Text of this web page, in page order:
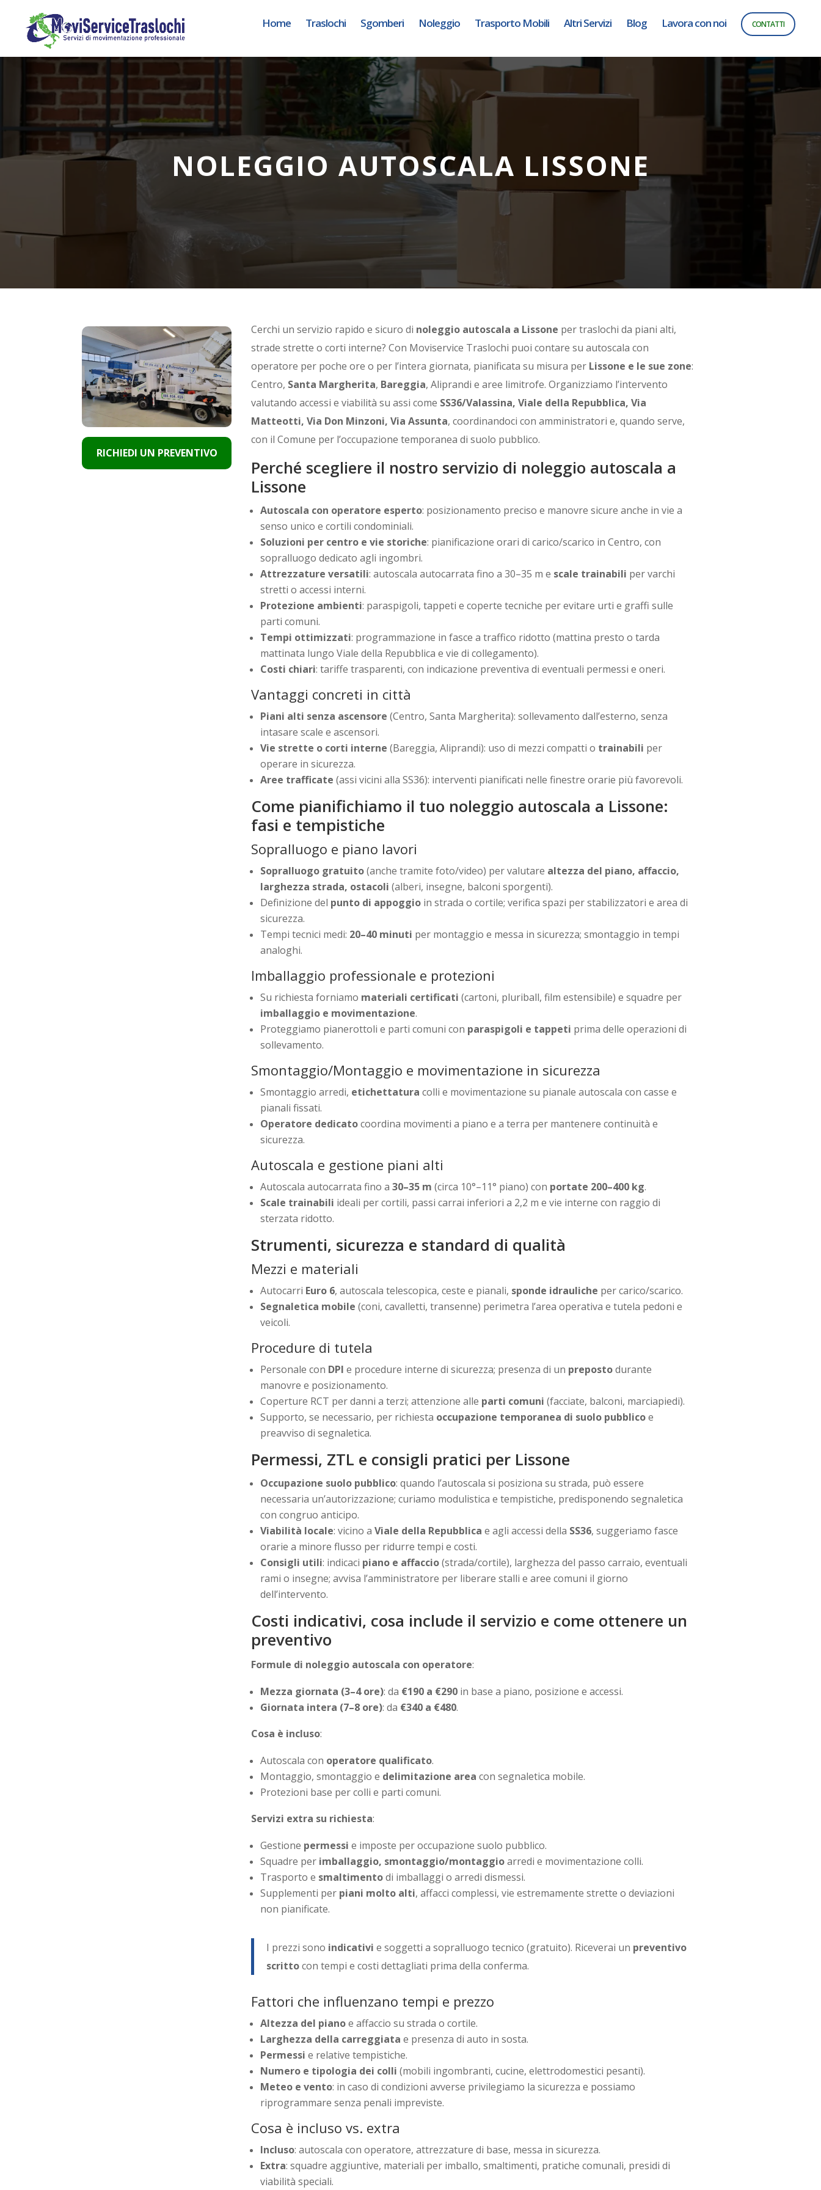
Home Traslochi Sgomberi Noleggio Trasporto Mobili Altri Servizi Blog Lavora con noi CONTATTI
NOLEGGIO AUTOSCALA LISSONE
RICHIEDI UN PREVENTIVO
Cerchi un servizio rapido e sicuro di noleggio autoscala a Lissone per traslochi da piani alti,
strade strette o corti interne? Con Moviservice Traslochi puoi contare su autoscala con
operatore per poche ore o per l’intera giornata, pianificata su misura per Lissone e le sue zone:
Centro, Santa Margherita, Bareggia, Aliprandi e aree limitrofe. Organizziamo l’intervento
valutando accessi e viabilità su assi come SS36/Valassina, Viale della Repubblica, Via
Matteotti, Via Don Minzoni, Via Assunta, coordinandoci con amministratori e, quando serve,
con il Comune per l’occupazione temporanea di suolo pubblico.
Perché scegliere il nostro servizio di noleggio autoscala a
Lissone
Autoscala con operatore esperto: posizionamento preciso e manovre sicure anche in vie a
senso unico e cortili condominiali.
Soluzioni per centro e vie storiche: pianificazione orari di carico/scarico in Centro, con
sopralluogo dedicato agli ingombri.
Attrezzature versatili: autoscala autocarrata fino a 30–35 m e scale trainabili per varchi
stretti o accessi interni.
Protezione ambienti: paraspigoli, tappeti e coperte tecniche per evitare urti e graffi sulle
parti comuni.
Tempi ottimizzati: programmazione in fasce a traffico ridotto (mattina presto o tarda
mattinata lungo Viale della Repubblica e vie di collegamento).
Costi chiari: tariffe trasparenti, con indicazione preventiva di eventuali permessi e oneri.
Vantaggi concreti in città
Piani alti senza ascensore (Centro, Santa Margherita): sollevamento dall’esterno, senza
intasare scale e ascensori.
Vie strette o corti interne (Bareggia, Aliprandi): uso di mezzi compatti o trainabili per
operare in sicurezza.
Aree trafficate (assi vicini alla SS36): interventi pianificati nelle finestre orarie più favorevoli.
Come pianifichiamo il tuo noleggio autoscala a Lissone:
fasi e tempistiche
Sopralluogo e piano lavori
Sopralluogo gratuito(anche tramite foto/video) per valutare altezza del piano, affaccio,
larghezza strada, ostacoli (alberi, insegne, balconi sporgenti).
Definizione del punto di appoggio in strada o cortile; verifica spazi per stabilizzatori e area di
sicurezza.
Tempi tecnici medi: 20–40 minuti per montaggio e messa in sicurezza; smontaggio in tempi
analoghi.
Imballaggio professionale e protezioni
Su richiesta forniamo materiali certificati (cartoni, pluriball, film estensibile) e squadre per
imballaggio e movimentazione.
Proteggiamo pianerottoli e parti comuni con paraspigoli e tappeti prima delle operazioni di
sollevamento.
Smontaggio/Montaggio e movimentazione in sicurezza
Smontaggio arredi, etichettatura colli e movimentazione su pianale autoscala con casse e
pianali fissati.
Operatore dedicatocoordina movimenti a piano e a terra per mantenere continuità e
sicurezza.
Autoscala e gestione piani alti
Autoscala autocarrata fino a30–35 m (circa 10°–11° piano) con portate 200–400 kg.
Scale trainabili ideali per cortili, passi carrai inferiori a 2,2 m e vie interne con raggio di
sterzata ridotto.
Strumenti, sicurezza e standard di qualità
Mezzi e materiali
Autocarri Euro 6, autoscala telescopica, ceste e pianali, sponde idrauliche per carico/scarico.
Segnaletica mobile (coni, cavalletti, transenne) perimetra l’area operativa e tutela pedoni e
veicoli.
Procedure di tutela
Personale con DPI e procedure interne di sicurezza; presenza di un prepostodurante
manovre e posizionamento.
Coperture RCT per danni a terzi; attenzione alle parti comuni (facciate, balconi, marciapiedi).
Supporto, se necessario, per richiesta occupazione temporanea di suolo pubblicoe
preavviso di segnaletica.
Permessi, ZTL e consigli pratici per Lissone
Occupazione suolo pubblico: quando l’autoscala si posiziona su strada, può essere
necessaria un’autorizzazione; curiamo modulistica e tempistiche, predisponendo segnaletica
con congruo anticipo.
Viabilità locale: vicino aViale della Repubblica e agli accessi della SS36, suggeriamo fasce
orarie a minore flusso per ridurre tempi e costi.
Consigli utili: indicaci piano e affaccio(strada/cortile), larghezza del passo carraio, eventuali
rami o insegne; avvisa l’amministratore per liberare stalli e aree comuni il giorno
dell’intervento.
Costi indicativi, cosa include il servizio e come ottenere un
preventivo
Formule di noleggio autoscala con operatore:
Mezza giornata (3–4 ore): da €190 a €290 in base a piano, posizione e accessi.
Giornata intera (7–8 ore): da €340 a €480.
Cosa è incluso:
Autoscala con operatore qualificato.
Montaggio, smontaggio e delimitazione area con segnaletica mobile.
Protezioni base per colli e parti comuni.
Servizi extra su richiesta:
Gestione permessi e imposte per occupazione suolo pubblico.
Squadre per imballaggio, smontaggio/montaggioarredi e movimentazione colli.
Trasporto e smaltimentodi imballaggi o arredi dismessi.
Supplementi per piani molto alti, affacci complessi, vie estremamente strette o deviazioni
non pianificate.
I prezzi sono indicativi e soggetti a sopralluogo tecnico (gratuito). Riceverai un preventivo
scrittocon tempi e costi dettagliati prima della conferma.
Fattori che influenzano tempi e prezzo
Altezza del pianoe affaccio su strada o cortile.
Larghezza della carreggiata e presenza di auto in sosta.
Permessi e relative tempistiche.
Numero e tipologia dei colli (mobili ingombranti, cucine, elettrodomestici pesanti).
Meteo e vento: in caso di condizioni avverse privilegiamo la sicurezza e possiamo
riprogrammare senza penali impreviste.
Cosa è incluso vs. extra
Incluso: autoscala con operatore, attrezzature di base, messa in sicurezza.
Extra: squadre aggiuntive, materiali per imballo, smaltimenti, pratiche comunali, presidi di
viabilità speciali.